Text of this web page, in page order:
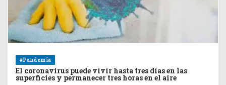
#Pandemia
El coronavirus puede vivir hasta tres días en las
superficies y permanecer tres horas en el aire